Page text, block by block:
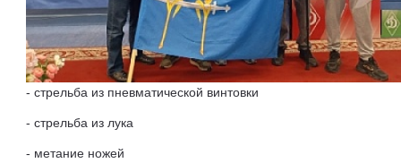
- стрельба из пневматической винтовки
- стрельба из лука
- метание ножей